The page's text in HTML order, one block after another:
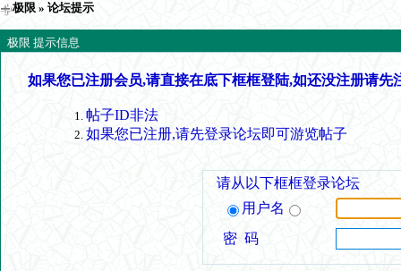
极限 » 论坛提示
极限 提示信息
如果您已注册会员,请直接在底下框框登陆,如还没注册请先
帖子ID非法
如果您已注册,请先登录论坛即可游览帖子
请从以下框框登录论坛
用户名
密 码